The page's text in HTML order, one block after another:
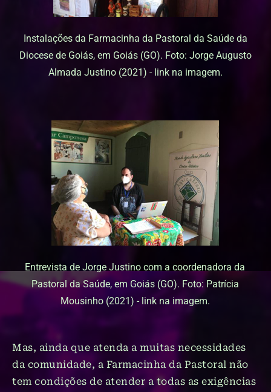
Instalações da Farmacinha da Pastoral da Saúde da
Diocese de Goiás, em Goiás (GO). Foto: Jorge Augusto
Almada Justino (2021) - link na imagem.
Entrevista de Jorge Justino com a coordenadora da
Pastoral da Saúde, em Goiás (GO). Foto: Patrícia
Mousinho (2021) - link na imagem.
Mas, ainda que atenda a muitas necessidades
da comunidade, a Farmacinha da Pastoral não
tem condições de atender a todas as exigências